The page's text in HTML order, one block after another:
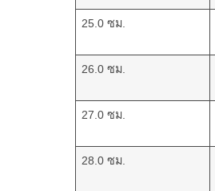
25.0 ซม.
26.0 ซม.
27.0 ซม.
28.0 ซม.